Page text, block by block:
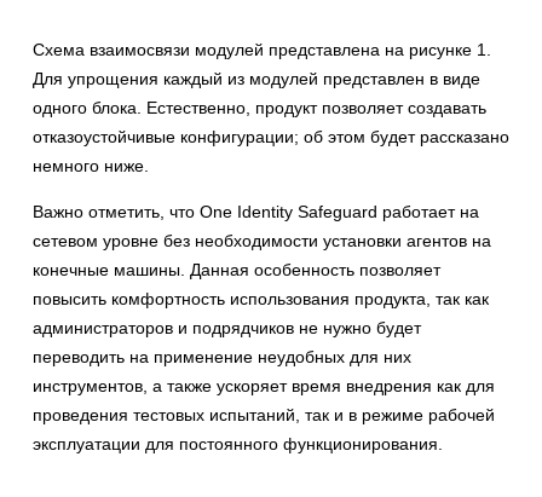
Схема взаимосвязи модулей представлена на рисунке 1.
Для упрощения каждый из модулей представлен в виде
одного блока. Естественно, продукт позволяет создавать
отказоустойчивые конфигурации; об этом будет рассказано
немного ниже.
Важно отметить, что One Identity Safeguard работает на
сетевом уровне без необходимости установки агентов на
конечные машины. Данная особенность позволяет
повысить комфортность использования продукта, так как
администраторов и подрядчиков не нужно будет
переводить на применение неудобных для них
инструментов, а также ускоряет время внедрения как для
проведения тестовых испытаний, так и в режиме рабочей
эксплуатации для постоянного функционирования.